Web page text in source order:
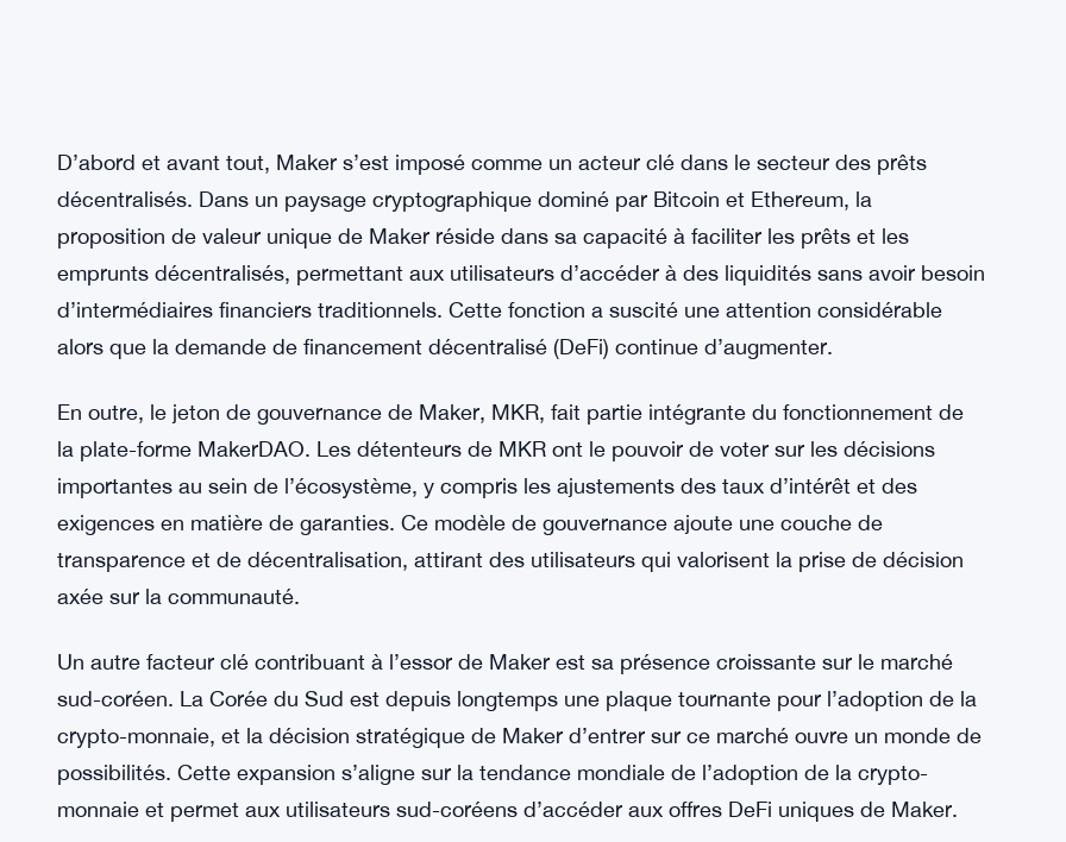
D’abord et avant tout, Maker s’est imposé comme un acteur clé dans le secteur des prêts
décentralisés. Dans un paysage cryptographique dominé par Bitcoin et Ethereum, la
proposition de valeur unique de Maker réside dans sa capacité à faciliter les prêts et les
emprunts décentralisés, permettant aux utilisateurs d’accéder à des liquidités sans avoir besoin
d’intermédiaires financiers traditionnels. Cette fonction a suscité une attention considérable
alors que la demande de financement décentralisé (DeFi) continue d’augmenter.
En outre, le jeton de gouvernance de Maker, MKR, fait partie intégrante du fonctionnement de
la plate-forme MakerDAO. Les détenteurs de MKR ont le pouvoir de voter sur les décisions
importantes au sein de l’écosystème, y compris les ajustements des taux d’intérêt et des
exigences en matière de garanties. Ce modèle de gouvernance ajoute une couche de
transparence et de décentralisation, attirant des utilisateurs qui valorisent la prise de décision